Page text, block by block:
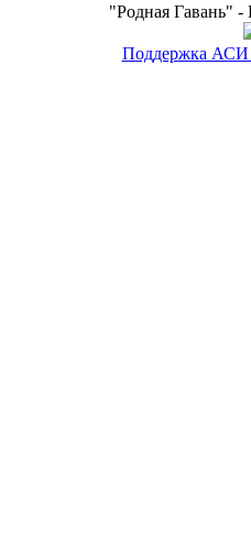
"Родная Гавань" -
Поддержка АСИ